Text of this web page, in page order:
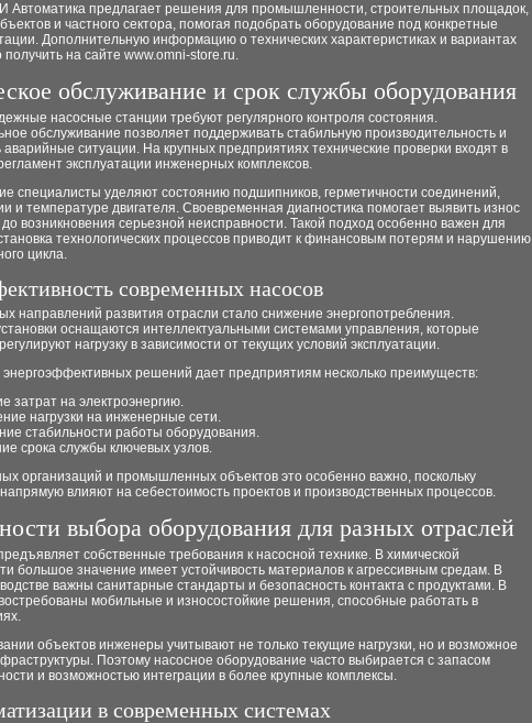
Автоматика предлагает решения для промышленности, строительных площадок,
и частного сектора, помогая подобрать оборудование под конкретные
Дополнительную информацию о технических характеристиках и вариантах
получить на сайте www.omni-store.ru.
обслуживание и срок службы оборудования
насосные станции требуют регулярного контроля состояния.
обслуживание позволяет поддерживать стабильную производительность и
ситуации. На крупных предприятиях технические проверки входят в
эксплуатации инженерных комплексов.
специалисты уделяют состоянию подшипников, герметичности соединений,
и температуре двигателя. Своевременная диагностика помогает выявить износ
возникновения серьезной неисправности. Такой подход особенно важен для
технологических процессов приводит к финансовым потерям и нарушению
цикла.
современных насосов
направлений развития отрасли стало снижение энергопотребления.
оснащаются интеллектуальными системами управления, которые
нагрузку в зависимости от текущих условий эксплуатации.
энергоэффективных решений дает предприятиям несколько преимуществ:
затрат на электроэнергию.
нагрузки на инженерные сети.
стабильности работы оборудования.
срока службы ключевых узлов.
организаций и промышленных объектов это особенно важно, поскольку
влияют на себестоимость проектов и производственных процессов.
выбора оборудования для разных отраслей
собственные требования к насосной технике. В химической
большое значение имеет устойчивость материалов к агрессивным средам. В
важны санитарные стандарты и безопасность контакта с продуктами. В
мобильные и износостойкие решения, способные работать в
объектов инженеры учитывают не только текущие нагрузки, но и возможное
Поэтому насосное оборудование часто выбирается с запасом
и возможностью интеграции в более крупные комплексы.
в современных системах